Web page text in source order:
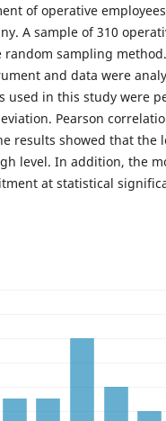
of operative
A sample of 310
sampling
and data were
used in this study were
Pearson
results showed that the
level. In addition, the
at statistical